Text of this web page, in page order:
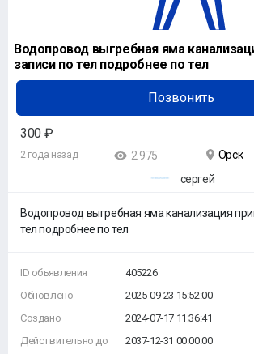
Водопровод выгребная яма
записи по тел подробнее по тел
Позвонить
300 ₽
2 года назад 2 975
Орск
сергей
Водопровод выгребная яма канализация
тел подробнее по тел
ID объявления
Обновлено
Создано
Действительно до
405226
2025-09-23 15:52:00
2024-07-17 11:36:41
2037-12-31 00:00:00